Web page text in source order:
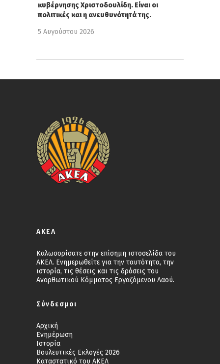
κυβέρνησης Χριστοδουλίδη. Είναι οι
πολιτικές και η ανευθυνότητά της.
5 Αυγούστου 2026
ΑΚΕΛ
Καλωσορίσατε στην επίσημη ιστοσελίδα του
ΑΚΕΛ. Ενημερωθείτε για την ταυτότητα, την
ιστορία, τις θέσεις και τις δράσεις του
Ανορθωτικού Κόμματος Εργαζόμενου Λαού.
Σύνδεσμοι
Αρχική
Ενημέρωση
Ιστορία
Βουλευτικές Εκλογές 2026
Καταστατικό του ΑΚΕΛ